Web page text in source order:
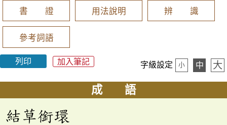
書 證 用法說明 辨 識
參考詞語
列印 加入筆記 字級設定 小 中 大
成 語
結草銜環